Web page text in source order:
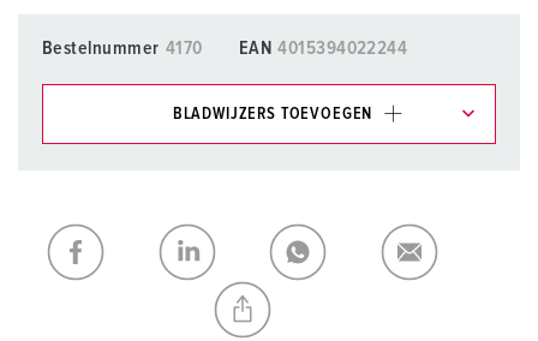
Bestelnummer 4170 EAN 4015394022244
BLADWIJZERS TOEVOEGEN
Mijn lijst TOEVOEGEN
NIEUW LIJST MAKEN